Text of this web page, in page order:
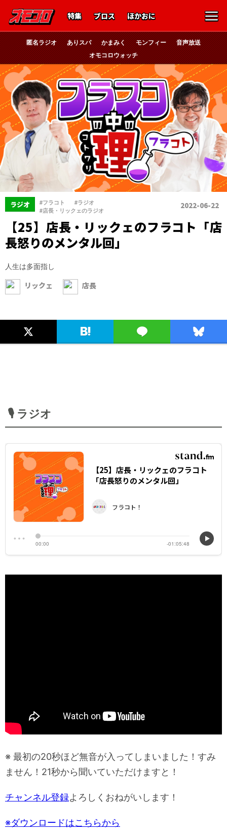
特集 ブロス ほかおに
匿名ラジオ ありスパ かまみく モンフィー
音声放送
オモコロウォッチ
ラジオ #フラコト #ラジオ
#店長・リックェのラジオ
2022-06-22
【25】店長・リックェのフラコト「店
長怒りのメンタル回」
人生は多面指し
リックェ
店長
🎙️ ラジオ
※ 最初の20秒ほど無音が入ってしまいました！すみ
ません！21秒から聞いていただけますと！
チャンネル登録よろしくおねがいします！
※ダウンロードはこちらから